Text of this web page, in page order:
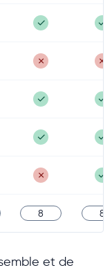
✓ ✓
✗ ✗
✓ ✓
✓ ✓
✗ ✓
8 8
et de